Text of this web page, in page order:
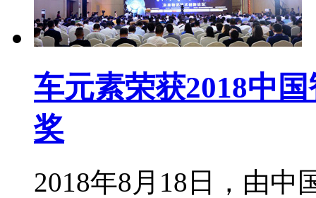
车元素荣获2018中
奖
2018年8月18日，由中